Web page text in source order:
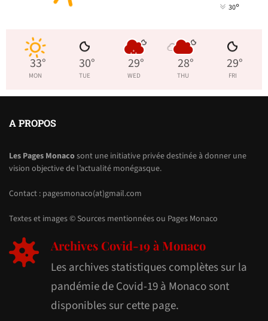
30°
33°
MON
30°
TUE
29°
WED
28°
THU
29°
FRI
A PROPOS
Les Pages Monacosont une initiative privée destinée à donner une
vision objective de l’actualité monégasque.
Contact : pagesmonaco(at)gmail.com
Textes et images © Sources mentionnées ou Pages Monaco
Archives Covid-19 à Monaco
Les archives statistiques complètes sur la
pandémie de Covid-19 à Monaco sont
disponibles sur cette page.